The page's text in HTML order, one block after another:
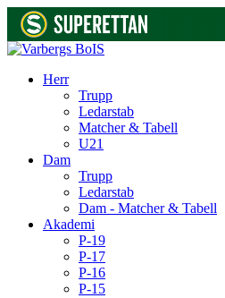
Herr
Trupp
Ledarstab
Matcher & Tabell
U21
Dam
Trupp
Ledarstab
Dam - Matcher & Tabell
Akademi
P-19
P-17
P-16
P-15